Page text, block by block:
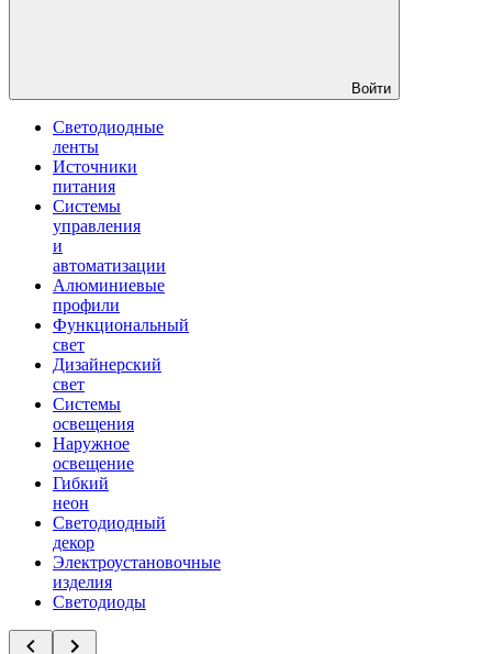
Войти
Светодиодные
ленты
Источники
питания
Системы
управления
и
автоматизации
Алюминиевые
профили
Функциональный
свет
Дизайнерский
свет
Системы
освещения
Наружное
освещение
Гибкий
неон
Светодиодный
декор
Электроустановочные
изделия
Светодиоды